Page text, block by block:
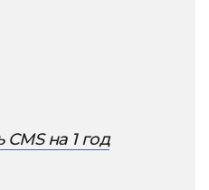
на 1 год